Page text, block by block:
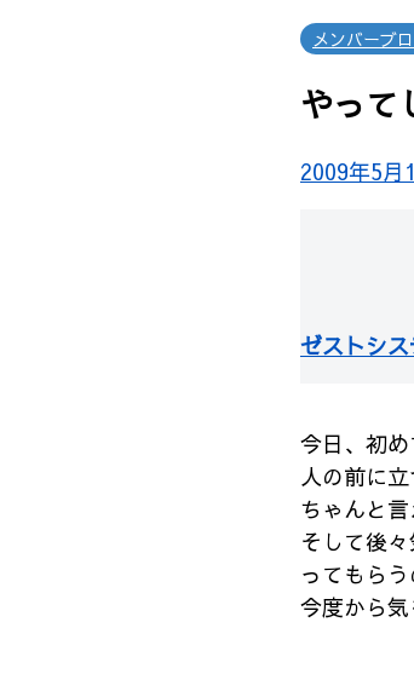
メンバーブ
やって
2009年5月
ゼストシ
今日、初め
人の前に
ちゃんと
そして後
ってもら
今度から気